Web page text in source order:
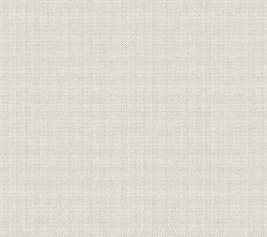
資料
事業の拡大・発展と戦時下の経
営 1917●大正6年→昭和20年
●1945
大正6年
年)